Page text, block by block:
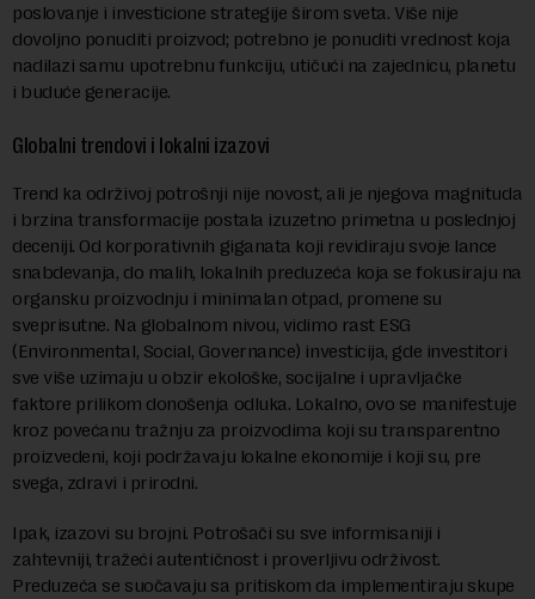
poslovanje i investicione strategije širom sveta. Više nije
dovoljno ponuditi proizvod; potrebno je ponuditi vrednost koja
nadilazi samu upotrebnu funkciju, utičući na zajednicu, planetu
i buduće generacije.
Globalni trendovi i lokalni izazovi
Trend ka održivoj potrošnji nije novost, ali je njegova magnituda
i brzina transformacije postala izuzetno primetna u poslednjoj
deceniji. Od korporativnih giganata koji revidiraju svoje lance
snabdevanja, do malih, lokalnih preduzeća koja se fokusiraju na
organsku proizvodnju i minimalan otpad, promene su
sveprisutne. Na globalnom nivou, vidimo rast ESG
(Environmental, Social, Governance) investicija, gde investitori
sve više uzimaju u obzir ekološke, socijalne i upravljačke
faktore prilikom donošenja odluka. Lokalno, ovo se manifestuje
kroz povećanu tražnju za proizvodima koji su transparentno
proizvedeni, koji podržavaju lokalne ekonomije i koji su, pre
svega, zdravi i prirodni.
Ipak, izazovi su brojni. Potrošači su sve informisaniji i
zahtevniji, tražeći autentičnost i proverljivu održivost.
Preduzeća se suočavaju sa pritiskom da implementiraju skupe